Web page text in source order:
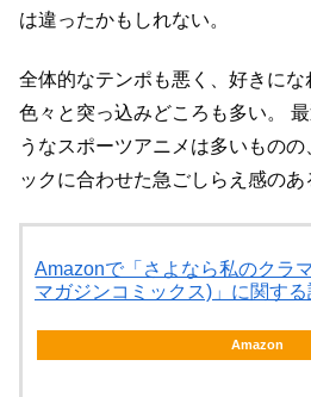
は違ったかもしれない。
全体的なテンポも悪く、好きにな
色々と突っ込みどころも多い。
うなスポーツアニメは多いものの
ックに合わせた急ごしらえ感のあ
Amazonで「さよなら私のクラ
マガジンコミックス)」に関す
Amazon